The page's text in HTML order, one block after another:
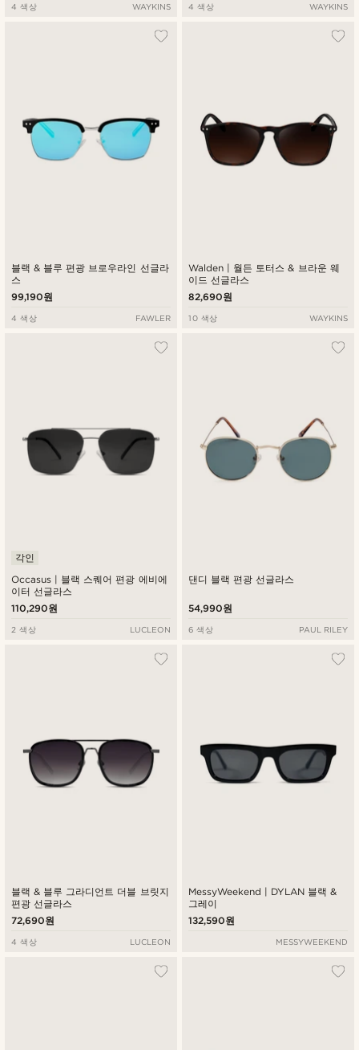
4 색상 WAYKINS 4 색상 WAYKINS
블랙 & 블루 편광 브로우라인 선글라
스
99,190원
4 색상 FAWLER
Walden | 월든 토터스 & 브라운 웨
이드 선글라스
82,690원
10 색상 WAYKINS
Occasus | 블랙 스퀘어 편광 에비에
이터 선글라스
각인
110,290원
2 색상 LUCLEON
댄디 블랙 편광 선글라스
54,990원
6 색상 PAUL RILEY
블랙 & 블루 그라디언트 더블 브릿지
편광 선글라스
72,690원
4 색상 LUCLEON
MessyWeekend | DYLAN 블랙 &
그레이
132,590원
MESSYWEEKEND